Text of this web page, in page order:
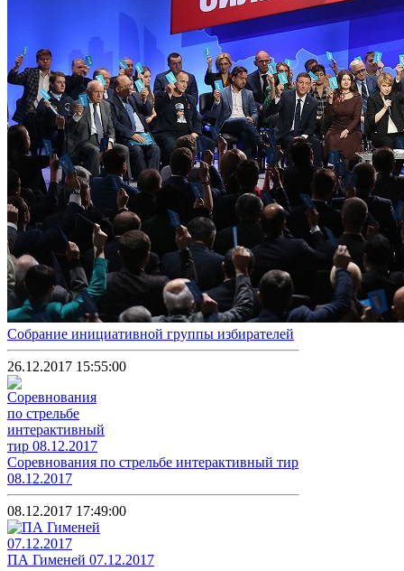
Собрание инициативной группы избирателей
26.12.2017 15:55:00
Соревнования по стрельбе интерактивный тир
08.12.2017
08.12.2017 17:49:00
ПА Гименей 07.12.2017